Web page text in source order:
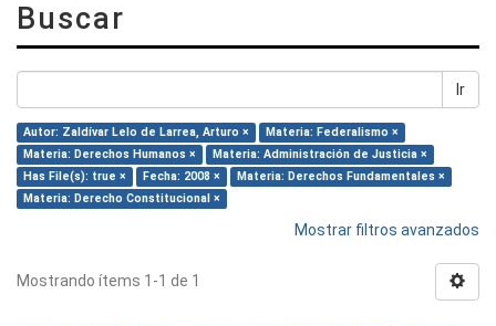
Buscar
Ir
Autor: Zaldívar Lelo de Larrea, Arturo ×
Materia: Federalismo ×
Materia: Derechos Humanos ×
Materia: Administración de Justicia ×
Has File(s): true ×
Fecha: 2008 ×
Materia: Derechos Fundamentales ×
Materia: Derecho Constitucional ×
Mostrar filtros avanzados
Mostrando ítems 1-1 de 1